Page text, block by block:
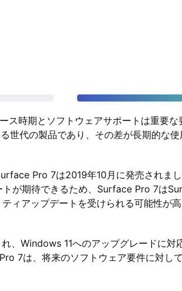
ス時期とソフトウェアサポートは重要
代の製品であり、その差が長期的な使
Pro 7は2019年10月に発売されま
トが期待できるため、Surface Pro 7は
ィアップデートを受けられる可能性が高
、Windows 11へのアップグレードに対
7は、将来のソフトウェア要件に対し